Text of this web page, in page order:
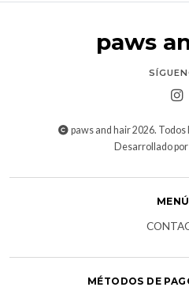
paws
paws and hair 2026.
Desarrollado
MENÚ
MÉTODOS DE